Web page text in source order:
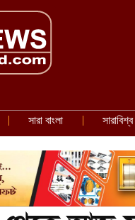
সারা বাংলা সারাবিশ্ব